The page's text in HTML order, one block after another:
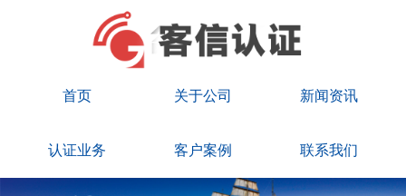
首页 关于公司 新闻资讯
认证业务 客户案例 联系我们